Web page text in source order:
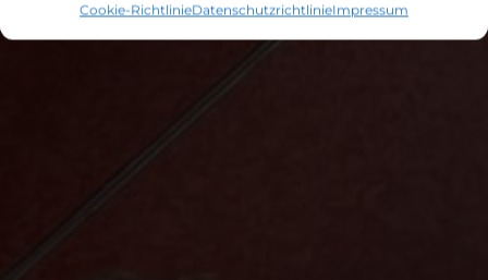
Cookie-RichtlinieDatenschutzrichtlinieImpressum